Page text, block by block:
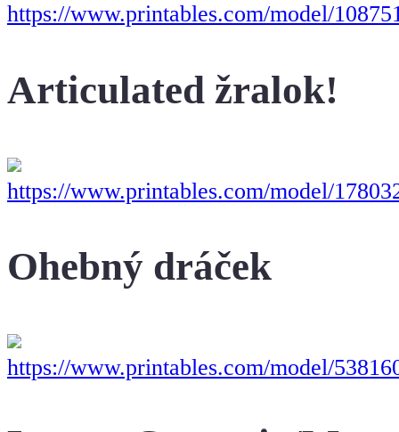
https://www.printables.com/model/
Articulated žralok!
https://www.printables.com/model/
Ohebný dráček
https://www.printables.com/model/